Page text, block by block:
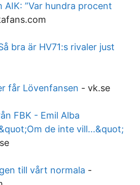
AIK: ”Var hundra procent
bra är HV71:s rivaler just
får Lövenfansen - vk.se
FBK - Emil Alba
de inte vill...&quot;
till vårt normala -